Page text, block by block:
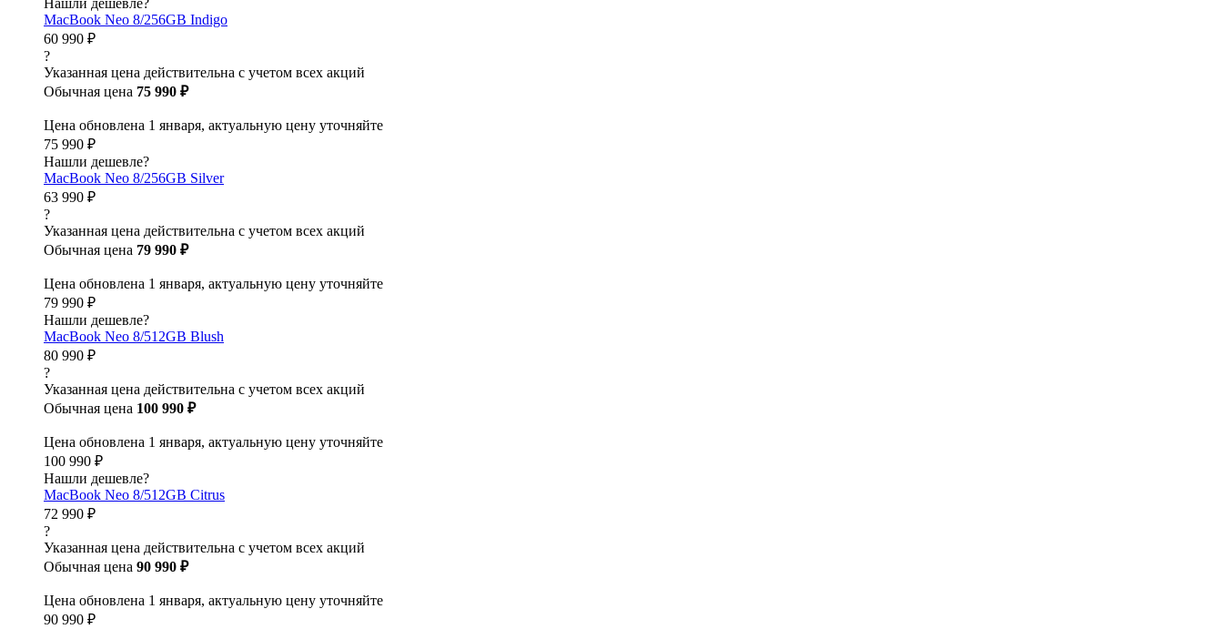
Нашли дешевле?
MacBook Neo 8/256GB Indigo
60 990 ₽
?
Указанная цена действительна с учетом всех акций
Обычная цена 75 990 ₽
Цена обновлена 1 января, актуальную цену уточняйте
75 990 ₽
Нашли дешевле?
MacBook Neo 8/256GB Silver
63 990 ₽
?
Указанная цена действительна с учетом всех акций
Обычная цена 79 990 ₽
Цена обновлена 1 января, актуальную цену уточняйте
79 990 ₽
Нашли дешевле?
MacBook Neo 8/512GB Blush
80 990 ₽
?
Указанная цена действительна с учетом всех акций
Обычная цена 100 990 ₽
Цена обновлена 1 января, актуальную цену уточняйте
100 990 ₽
Нашли дешевле?
MacBook Neo 8/512GB Citrus
72 990 ₽
?
Указанная цена действительна с учетом всех акций
Обычная цена 90 990 ₽
Цена обновлена 1 января, актуальную цену уточняйте
90 990 ₽